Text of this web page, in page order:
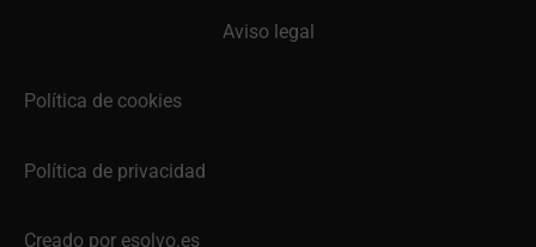
Aviso legal
Política de cookies
Política de privacidad
Creado por esolvo.es